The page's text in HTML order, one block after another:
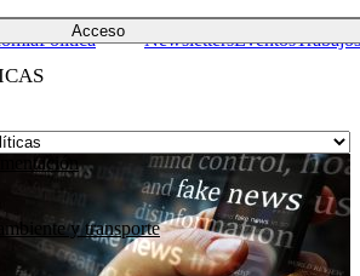
Acceso
y transporte
Política NewslettersEventosTrabajos